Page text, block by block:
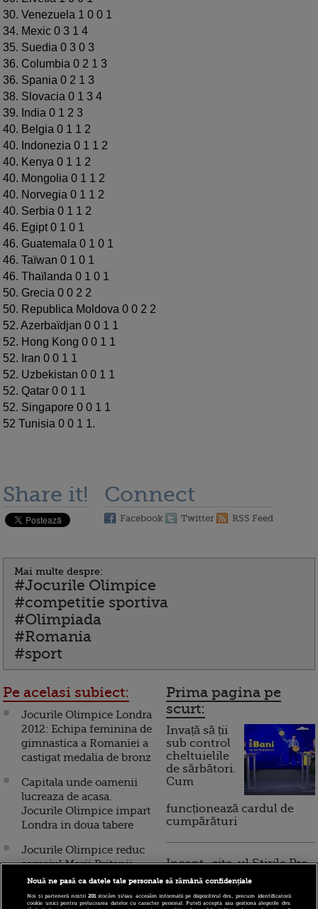
30. Venezuela 1 0 0 1
34. Mexic 0 3 1 4
35. Suedia 0 3 0 3
36. Columbia 0 2 1 3
36. Spania 0 2 1 3
38. Slovacia 0 1 3 4
39. India 0 1 2 3
40. Belgia 0 1 1 2
40. Indonezia 0 1 1 2
40. Kenya 0 1 1 2
40. Mongolia 0 1 1 2
40. Norvegia 0 1 1 2
40. Serbia 0 1 1 2
46. Egipt 0 1 0 1
46. Guatemala 0 1 0 1
46. Taïwan 0 1 0 1
46. Thaïlanda 0 1 0 1
50. Grecia 0 0 2 2
50. Republica Moldova 0 0 2 2
52. Azerbaïdjan 0 0 1 1
52. Hong Kong 0 0 1 1
52. Iran 0 0 1 1
52. Uzbekistan 0 0 1 1
52. Qatar 0 0 1 1
52. Singapore 0 0 1 1
52 Tunisia 0 0 1 1.
Share it! Connect
Facebook Twitter RSS Feed
Mai multe despre:
#Jocurile Olimpice
#competitie sportiva
#Olimpiada
#Romania
#sport
Pe acelasi subiect:
Jocurile Olimpice Londra
2012: Echipa feminina de
gimnastica a Romaniei a
castigat medalia de bronz
Capitala unde oamenii
lucreaza de acasa.
Jocurile Olimpice impart
Londra in doua tabere
Jocurile Olimpice reduc
somajul Marii Britanii.
Veniturile uriase
generate de competitia
Prima pagina pe
scurt:
Invață să ții
sub control
cheltuielile
de sărbători.
Cum
funcționează cardul de
cumpărături
Incont , site-ul Știrile Pro
TV de informații
economice și educație
financiară, a devenit iBani
Nouă ne pasă ca datele tale personale să rămână confidențiale
Noi și partenerii noștri201stocăm și/sau accesăm informații pe dispozitivul dvs., precum identificatorii
cookie unici pentru prelucrarea datelor cu caracter personal. Puteți accepta sau gestiona alegerile dvs.